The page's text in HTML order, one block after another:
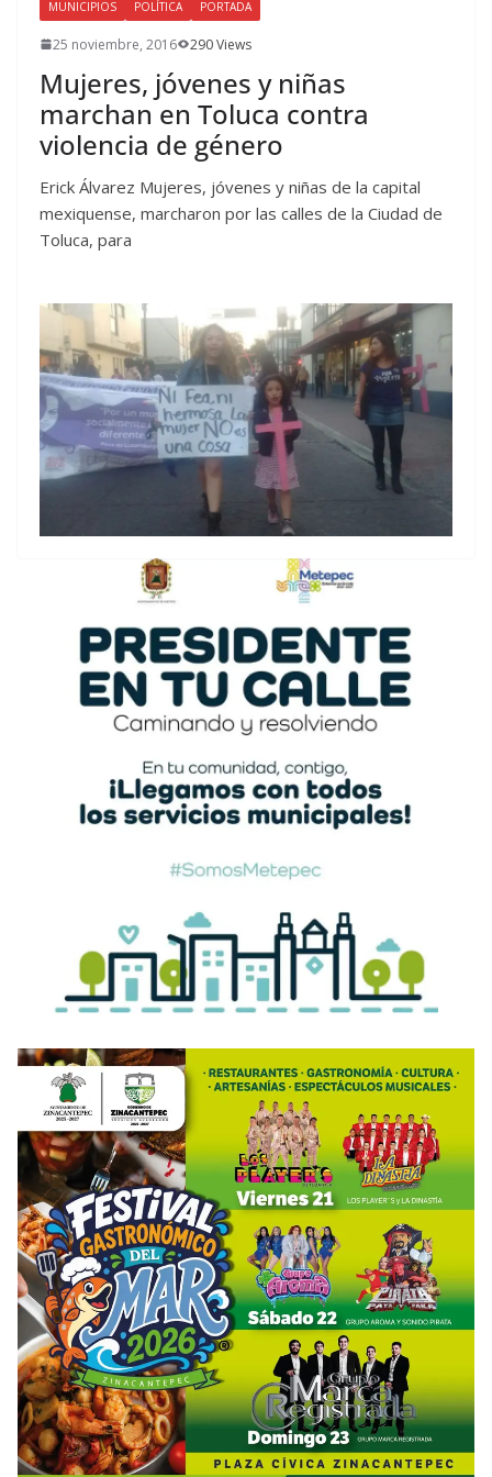
MUNICIPIOS POLÍTICA PORTADA
25 noviembre, 2016 290 Views
Mujeres, jóvenes y niñas
marchan en Toluca contra
violencia de género
Erick Álvarez Mujeres, jóvenes y niñas de la capital
mexiquense, marcharon por las calles de la Ciudad de
Toluca, para